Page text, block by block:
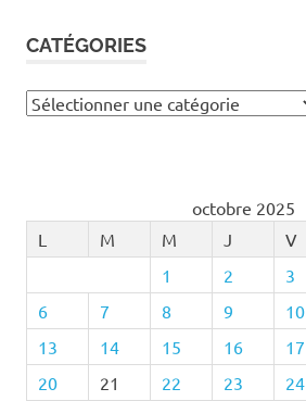
CATÉGORIES
Catégories
octobre 2025
L
M M J V
1
2 3
6
7 8 9 10
13
14 15 16 17
20
21 22 23 24